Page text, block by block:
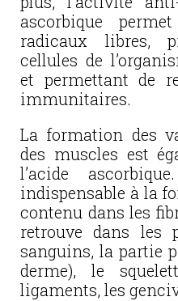
ascorbique
radicaux libres,
cellules de
et permettant de
immunitaires.
La formation des
des muscles est
l’acide
indispensable à la
contenu dans les
retrouve dans les
sanguins, la partie
derme), le
ligaments, les